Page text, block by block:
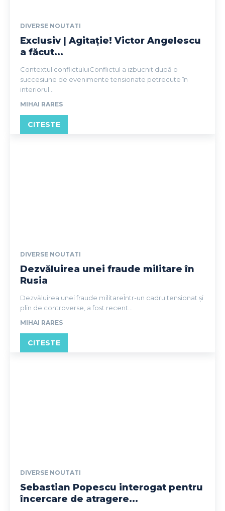
DIVERSE NOUTATI
Exclusiv | Agitație! Victor Angelescu
a făcut...
Contextul conflictuluiConflictul a izbucnit după o
succesiune de evenimente tensionate petrecute în
interiorul...
MIHAI RARES
CITESTE
DIVERSE NOUTATI
Dezvăluirea unei fraude militare în
Rusia
Dezvăluirea unei fraude militareÎntr-un cadru tensionat și
plin de controverse, a fost recent...
MIHAI RARES
CITESTE
DIVERSE NOUTATI
Sebastian Popescu interogat pentru
încercare de atragere...